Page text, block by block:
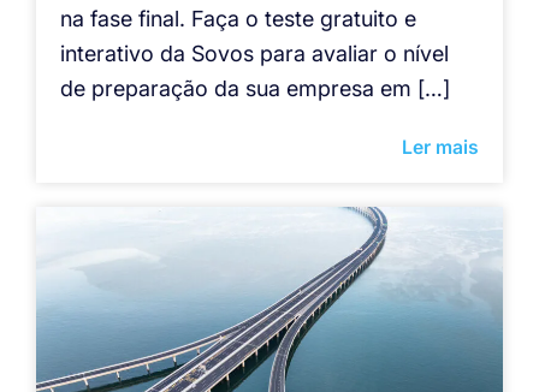
na fase final. Faça o teste gratuito e
interativo da Sovos para avaliar o nível
de preparação da sua empresa em […]
Ler mais